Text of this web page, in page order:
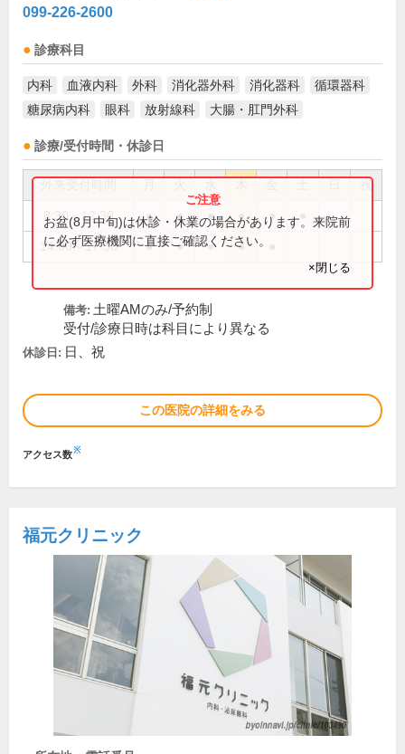
099-226-2600
診療科目
内科 血液内科 外科 消化器外科 消化器科
循環器科
糖尿病内科
眼科 放射線科 大腸・肛門外科
診療/受付時間・休診日
祝
8:30～12:30 ● ● ● ● ●
14:00～17:30 ● ● ● ●
お盆(8月中旬)は休診・休業の場合があります。来院前
に必ず医療機関に直接ご確認ください。
×閉じる
備考: 土曜AMのみ/予約制
受付/診療日時は科目により異なる
休診日: 日、祝
この医院の詳細をみる
アクセス数※
福元クリニック